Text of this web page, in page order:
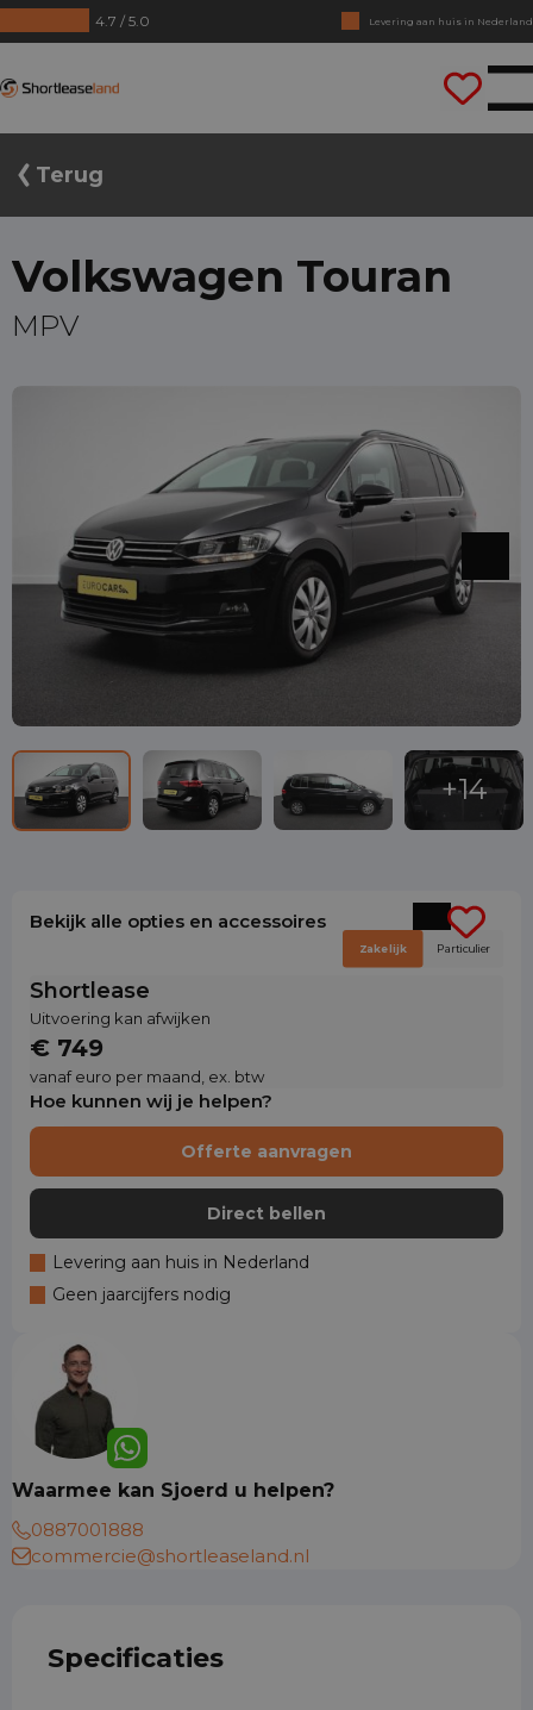
4.7 / 5.0
Levering aan huis in Nederland
Geen jaarcijfers nodig
Direct rijden
Terug
Volkswagen Touran
MPV
Bekijk alle opties en accessoires
Shortlease
Uitvoering kan afwijken
€ 749
vanaf euro per maand, ex. btw
Zakelijk Particulier
Hoe kunnen wij je helpen?
Offerte aanvragen
Direct bellen
Levering aan huis in Nederland
Geen jaarcijfers nodig
Waarmee kan Sjoerd u helpen?
0887001888
commercie@shortleaseland.nl
Specificaties